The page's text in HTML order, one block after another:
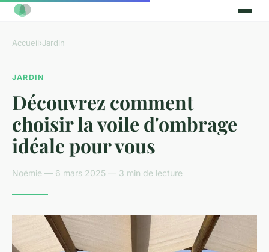
Accueil›Jardin
JARDIN
Découvrez comment
choisir la voile d'ombrage
idéale pour vous
Noémie — 6 mars 2025 — 3 min de lecture